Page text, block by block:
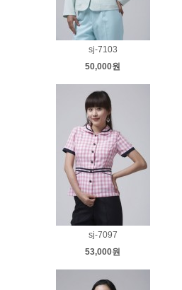
sj-7103
50,000원
sj-7097
53,000원